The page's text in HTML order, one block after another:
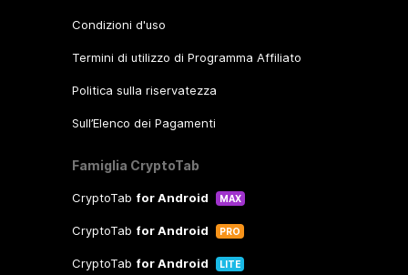
Condizioni d'uso
Termini di utilizzo di Programma Affiliato
Politica sulla riservatezza
Sull’Elenco dei Pagamenti
Famiglia CryptoTab
CryptoTab for Android MAX
CryptoTab for Android PRO
CryptoTab for Android LITE